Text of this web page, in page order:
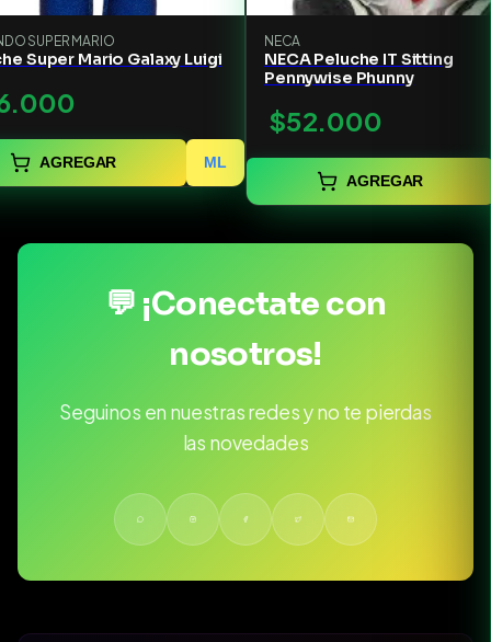
SUPER MARIO
Super Mario Galaxy Luigi
AGREGAR ML
NECA
NECA Peluche IT Sitting
Pennywise Phunny
$52.000
AGREGAR
💬 ¡Conectate con
nosotros!
Seguinos en nuestras redes y no te pierdas
las novedades